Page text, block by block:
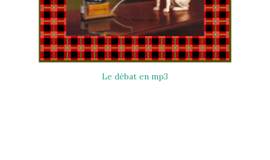
Le débat en mp3